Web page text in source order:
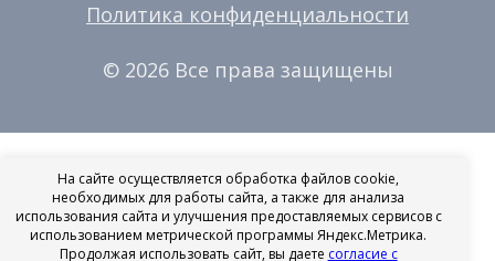
Политика конфиденциальности
© 2026 Все права защищены
На сайте осуществляется обработка файлов cookie,
необходимых для работы сайта, а также для анализа
использования сайта и улучшения предоставляемых сервисов с
использованием метрической программы Яндекс.Метрика.
Продолжая использовать сайт, вы даете согласие с